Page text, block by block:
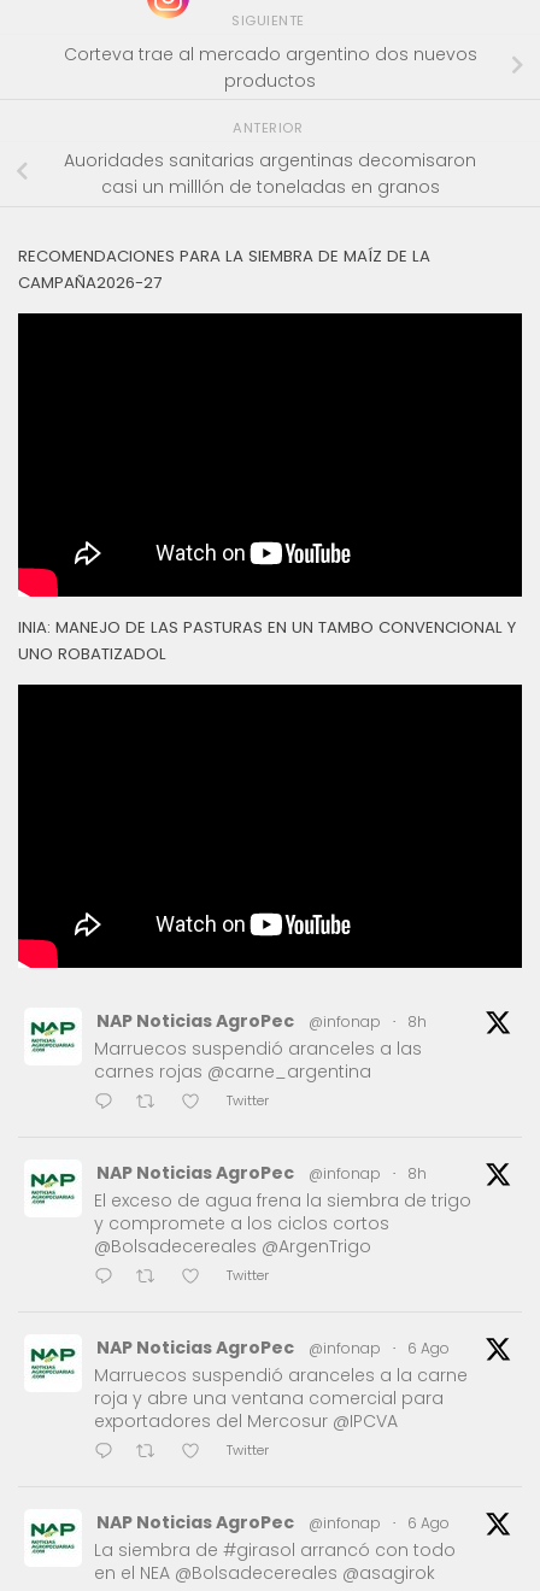
SIGUIENTE
Corteva trae al mercado argentino dos nuevos
productos
ANTERIOR
Auoridades sanitarias argentinas decomisaron
casi un milllón de toneladas en granos
RECOMENDACIONES PARA LA SIEMBRA DE MAÍZ DE LA
CAMPAÑA2026-27
INIA: MANEJO DE LAS PASTURAS EN UN TAMBO CONVENCIONAL Y
UNO ROBATIZADOL
NAP Noticias AgroPec @infonap · 8h
Marruecos suspendió aranceles a las
carnes rojas @carne_argentina
Twitter
NAP Noticias AgroPec @infonap · 8h
El exceso de agua frena la siembra de trigo
y compromete a los ciclos cortos
@Bolsadecereales @ArgenTrigo
Twitter
NAP Noticias AgroPec @infonap · 6 Ago
Marruecos suspendió aranceles a la carne
roja y abre una ventana comercial para
exportadores del Mercosur @IPCVA
Twitter
NAP Noticias AgroPec @infonap · 6 Ago
La siembra de #girasol arrancó con todo
en el NEA @Bolsadecereales @asagirok